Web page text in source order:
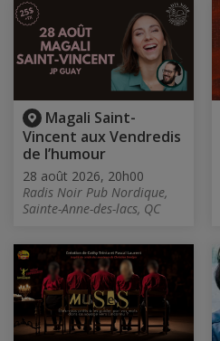
Magali Saint-
Vincent aux Vendredis
de l’humour
28 août 2026, 20h00
Radis Noir Pub Nordique,
Sainte-Anne-des-lacs, QC